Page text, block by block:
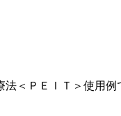
＜ＰＥＩＴ＞使用